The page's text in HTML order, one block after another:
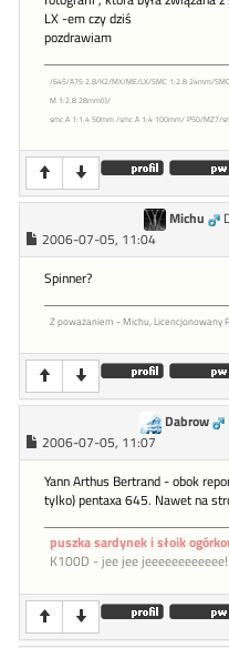
LX -em czy dziś
pozdrawiam
/645/A75 2.8/K2/MX/ME/LX/SMC 1:2.8 24mm/
M 1:2.8 28mm(I)/
smc A 1:1.4 50mm /smc A 1:4 100mm/ P50/MZ7/
Michu
2006-07-05, 11:04
Spinner?
Z poważaniem - Michu, Licencjonowany
Dabrow
2006-07-05, 11:07
Yann Arthus Bertrand - obok
tylko) pentaxa 645. Nawet na
puszka sardynek i słoik
K100D - jee jee jeeeeeeeeeeee!